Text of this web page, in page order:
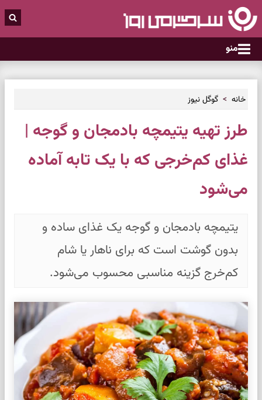
منو
خانه گوگل نیوز
طرز تهیه یتیمچه بادمجان و گوجه |
غذای کم‌خرجی که با یک تابه آماده
می‌شود
یتیمچه بادمجان و گوجه یک غذای ساده و
بدون گوشت است که برای ناهار یا شام
کم‌خرج گزینه مناسبی محسوب می‌شود.